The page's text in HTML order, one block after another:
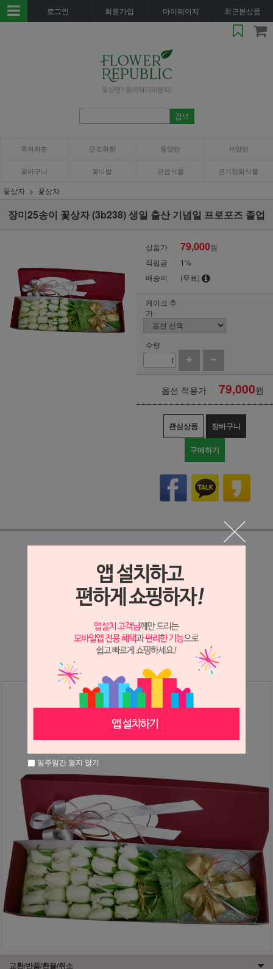
로그인 회원가입 마이페이지 최근본상품
축하화환 근조화환 동양란 서양란
꽃바구니 꽃다발 관엽식물 공기정화식물
꽃상자 꽃상자
장미25송이 꽃상자 (3b238) 생일 출산 기념일 프로포즈 졸업
상품가 79,000원
적립금
1%
배송비
(무료)
케이크 추
가
수량
옵션 적용가 79,000원
관심상품 장바구니
구매하기
상세정보 새창 열기
상세 정보를 확대해 보실 수 있습니다.
※ 필독해주세요 ※
장미는 시세 변동에 따라 가격이 달라질 수 있으니
교환/반품/환불/취소
일주일간 열지 않기